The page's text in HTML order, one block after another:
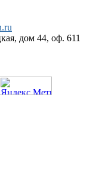
дом 44, оф. 611